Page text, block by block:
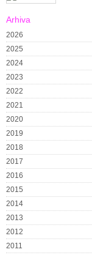
Arhiva
2026
2025
2024
2023
2022
2021
2020
2019
2018
2017
2016
2015
2014
2013
2012
2011